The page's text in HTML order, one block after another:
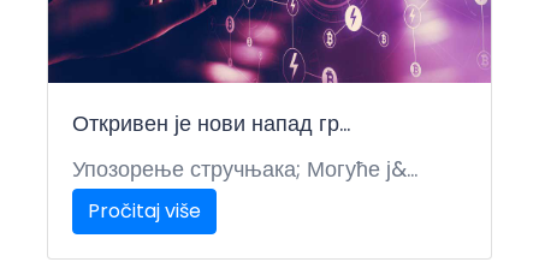
Откривен је нови напад гр...
Упозорење стручњака; Могуће ј&...
Pročitaj više